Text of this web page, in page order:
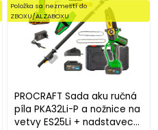
PROCRAFT Sada aku ručná
píla PKA32Li-P a nožnice na
vetvy ES25Li + nadstavec
Položka sa nezmestí do
ZBOXU/ALZABOXU